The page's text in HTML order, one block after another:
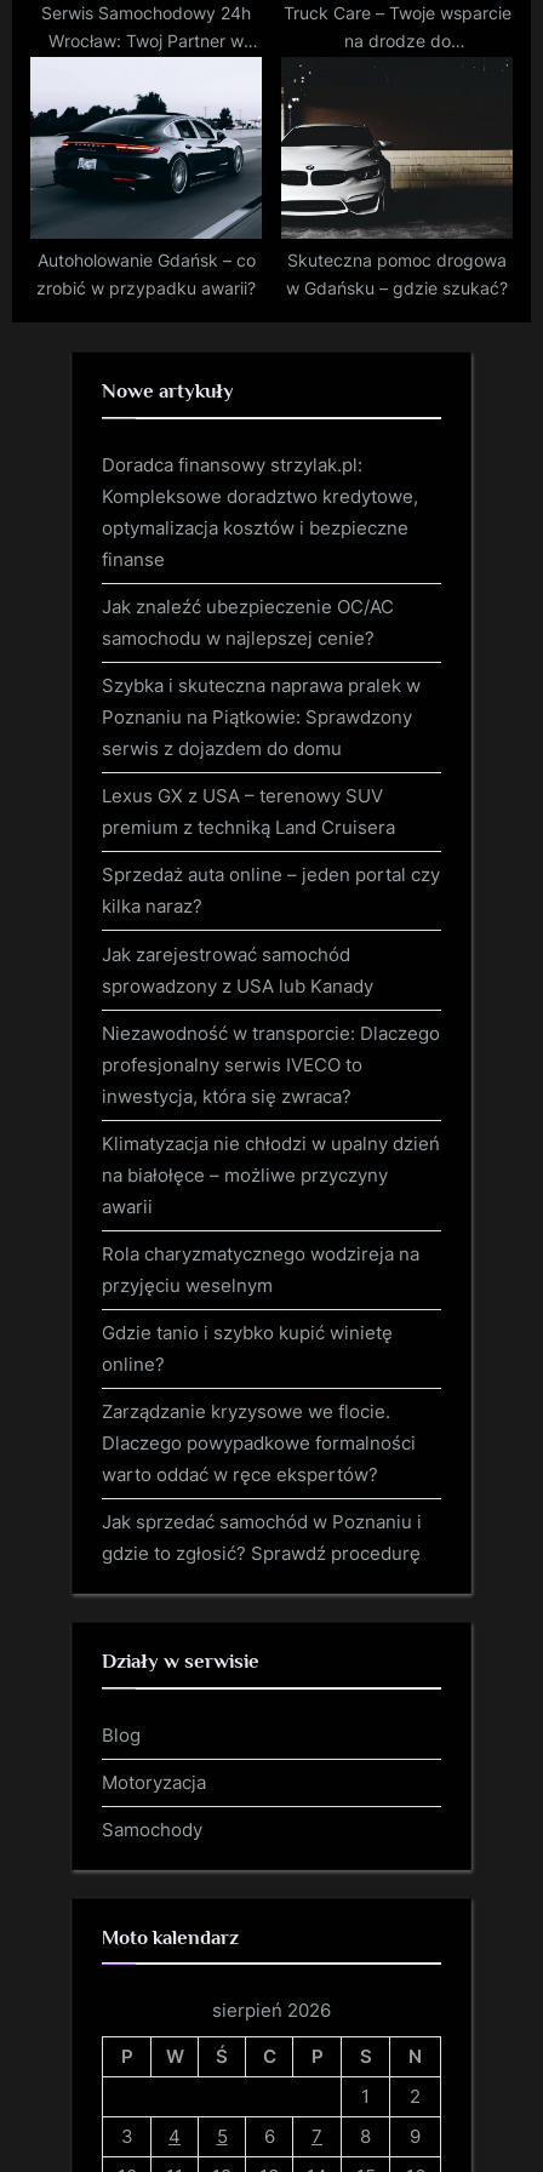
Serwis Samochodowy 24h
Wrocław: Twoj Partner w
Truck Care – Twoje wsparcie
na drodze do
elektromobilności
Autoholowanie Gdańsk – co
zrobić w przypadku awarii?
Skuteczna pomoc drogowa
w Gdańsku – gdzie szukać?
Nowe artykuły
Doradca finansowy strzylak.pl:
Kompleksowe doradztwo kredytowe,
optymalizacja kosztów i bezpieczne
finanse
Jak znaleźć ubezpieczenie OC/AC
samochodu w najlepszej cenie?
Szybka i skuteczna naprawa pralek w
Poznaniu na Piątkowie: Sprawdzony
serwis z dojazdem do domu
Lexus GX z USA – terenowy SUV
premium z techniką Land Cruisera
Sprzedaż auta online – jeden portal czy
kilka naraz?
Jak zarejestrować samochód
sprowadzony z USA lub Kanady
Niezawodność w transporcie: Dlaczego
profesjonalny serwis IVECO to
inwestycja, która się zwraca?
Klimatyzacja nie chłodzi w upalny dzień
na białołęce – możliwe przyczyny
awarii
Rola charyzmatycznego wodzireja na
przyjęciu weselnym
Gdzie tanio i szybko kupić winietę
online?
Zarządzanie kryzysowe we flocie.
Dlaczego powypadkowe formalności
warto oddać w ręce ekspertów?
Jak sprzedać samochód w Poznaniu i
gdzie to zgłosić? Sprawdź procedurę
Działy w serwisie
Blog
Motoryzacja
Samochody
Moto kalendarz
sierpień 2026
P
W Ś C P S
N
1
2
3
4 5 6 7 8
9